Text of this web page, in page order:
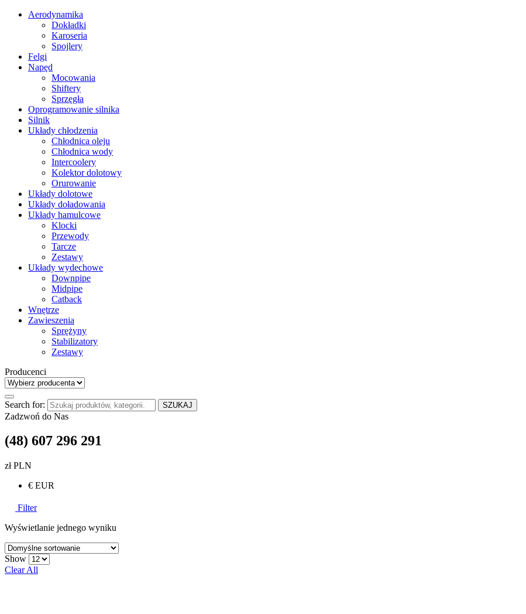
Aerodynamika
Dokładki
Karoseria
Spojlery
Felgi
Napęd
Mocowania
Shiftery
Sprzęgła
Oprogramowanie silnika
Silnik
Układy chłodzenia
Chłodnica oleju
Chłodnica wody
Intercoolery
Kolektor dolotowy
Orurowanie
Układy dolotowe
Układy doładowania
Układy hamulcowe
Klocki
Przewody
Tarcze
Zestawy
Układy wydechowe
Downpipe
Midpipe
Catback
Wnętrze
Zawieszenia
Sprężyny
Stabilizatory
Zestawy
Producenci
Search for: SZUKAJ
Zadzwoń do Nas
(48) 607 296 291
zł PLN
€ EUR
Filter
Wyświetlanie jednego wyniku
Show
Clear All